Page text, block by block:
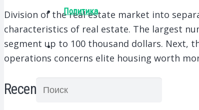
Политика
Division of the real estate market into
characteristics of real estate. The largest
segment up to 100 thousand dollars. Next,
operations concerns elite housing worth
Recent Posts